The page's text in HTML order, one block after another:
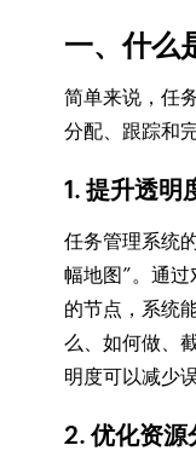
一、什么
简单来说，任
分配、跟踪和
1. 提升透明
任务管理系统
幅地图”。通
的节点，系统
么、如何做、
明度可以减少
2. 优化资源